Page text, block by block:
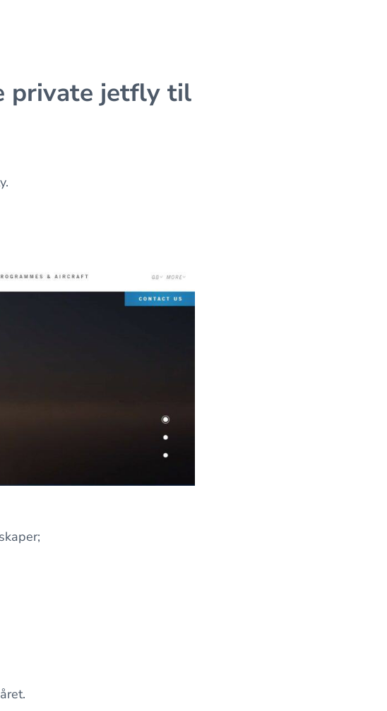
private jetfly til